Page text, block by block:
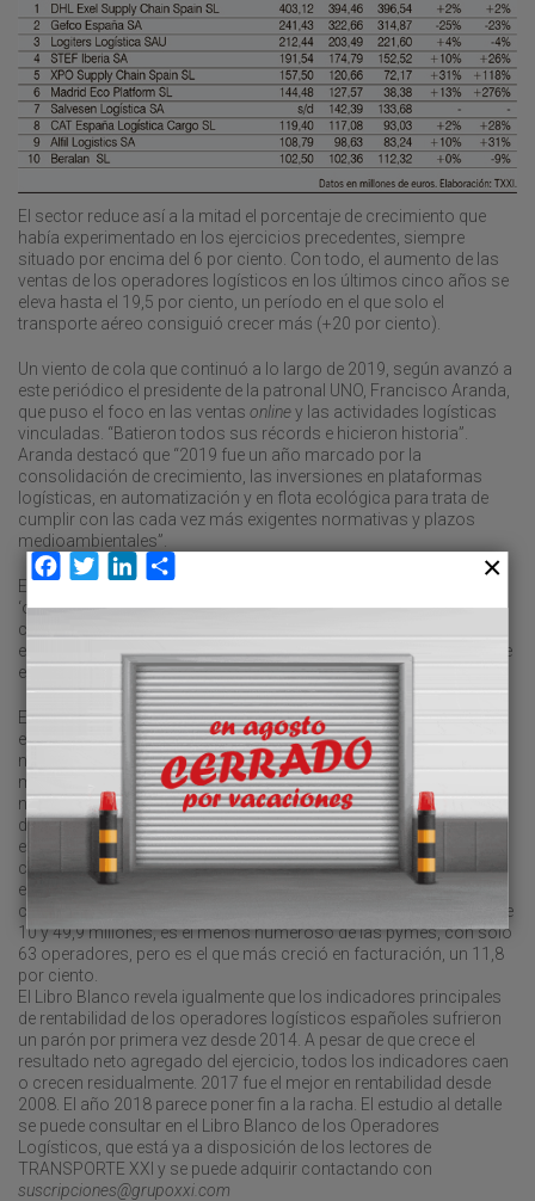
El sector reduce así a la mitad el porcentaje de crecimiento que
había experimentado en los ejercicios precedentes, siempre
situado por encima del 6 por ciento. Con todo, el aumento de las
ventas de los operadores logísticos en los últimos cinco años se
eleva hasta el 19,5 por ciento, un período en el que solo el
transporte aéreo consiguió crecer más (+20 por ciento).
Un viento de cola que continuó a lo largo de 2019, según avanzó a
este periódico el presidente de la patronal UNO, Francisco Aranda,
que puso el foco en las ventas onliney las actividades logísticas
vinculadas. “Batieron todos sus récords e hicieron historia”.
Aranda destacó que “2019 fue un año marcado por la
consolidación de crecimiento, las inversiones en plataformas
logísticas, en automatización y en flota ecológica para trata de
cumplir con las cada vez más exigentes normativas y plazos
medioambientales”.
El informe sectorial de TRANSPORTE XXI también refleja que el
‘operador logístico tipo’ en España, identificado a través de los
cálculos de la mediana de las 405 empresas recogidas en el
estudio, ingresa 3,63 millones de euros, un 4,6 por ciento más que
en 2017.
En cuanto al análisis por tramos de facturación, solo 20
empresas, el 4,9 por ciento del censo, mantienen una cifra de
negocio por encima de los 50 millones. En total, sumaron 2.585
millones (+0,6 por ciento), lo que supone el 56,2 por ciento del
negocio. El crecimiento del conjunto de estas empresas se ha
disparado un 31,9 por ciento desde 2014. Por su parte, el resto de
empresas de este mercado con actividad, el 85 por ciento del
censo, registraron unas ventas conjuntas de 2.012 millones de
euros, el 43,8 por ciento del total, con un crecimiento del 6,5 por
ciento. El grupo de las empresas medianas, con unas ventas entre
10 y 49,9 millones, es el menos numeroso de las pymes, con solo
63 operadores, pero es el que más creció en facturación, un 11,8
por ciento.
El Libro Blanco revela igualmente que los indicadores principales
de rentabilidad de los operadores logísticos españoles sufrieron
un parón por primera vez desde 2014. A pesar de que crece el
resultado neto agregado del ejercicio, todos los indicadores caen
o crecen residualmente. 2017 fue el mejor en rentabilidad desde
2008. El año 2018 parece poner fin a la racha. El estudio al detalle
se puede consultar en el Libro Blanco de los Operadores
Logísticos, que está ya a disposición de los lectores de
TRANSPORTE XXI y se puede adquirir contactando con
suscripciones@grupoxxi.com
Facebook
TwitterLinkedIn